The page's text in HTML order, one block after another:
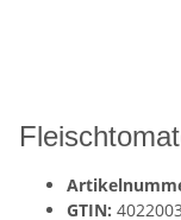
GTIN: